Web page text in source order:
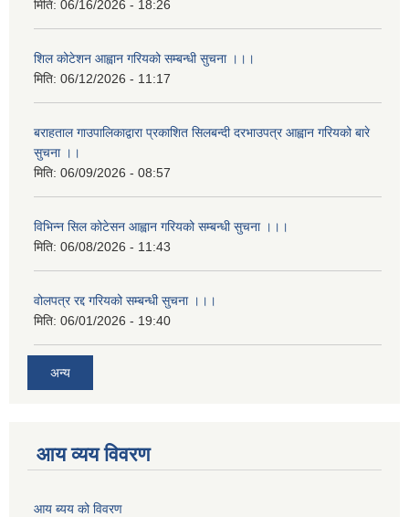
मिति: 06/16/2026 - 18:26
शिल कोटेशन आह्वान गरियको सम्बन्धी सुचना ।।।
मिति: 06/12/2026 - 11:17
बराहताल गाउपालिकाद्वारा प्रकाशित सिलबन्दी दरभाउपत्र आह्वान गरियको बारे
सुचना ।।
मिति: 06/09/2026 - 08:57
विभिन्न सिल कोटेसन आह्वान गरियको सम्बन्धी सुचना ।।।
मिति: 06/08/2026 - 11:43
वोलपत्र रद्द गरियको सम्बन्धी सुचना ।।।
मिति: 06/01/2026 - 19:40
अन्य
आय व्यय विवरण
आय ब्यय को विवरण